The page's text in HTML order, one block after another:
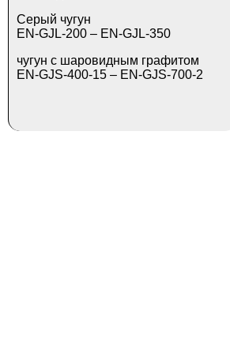
Серый чугун
EN-GJL-200 – EN-GJL-350
чугун с шаровидным графитом
EN-GJS-400-15 – EN-GJS-700-2